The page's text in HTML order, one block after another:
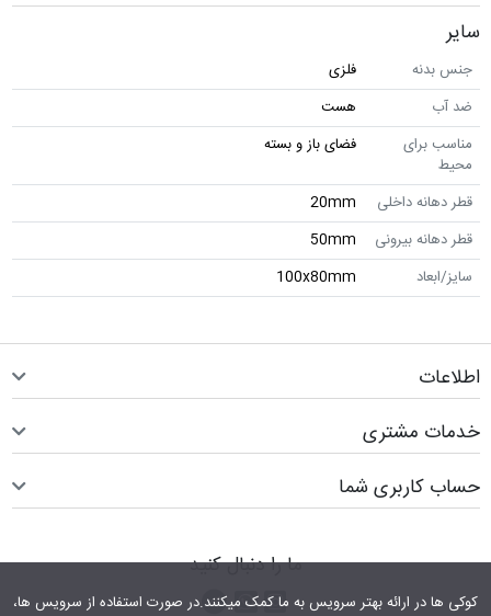
کوکی ها در ارائه بهتر سرویس‎ به ما کمک می‎کنند.در صورت استفاده از سرویس ها،
سایر
جنس بدنه
فلزی
ضد آب
هست
مناسب برای
محیط
فضای باز و بسته
قطر دهانه داخلی
20mm
قطر دهانه بیرونی
50mm
سایز/ابعاد
100x80mm
اطلاعات
خدمات مشتری
حساب کاربری شما
ما را دنبال کنید
اینستاگرام
پیام رسان واتس اپ
کانال تلگرام